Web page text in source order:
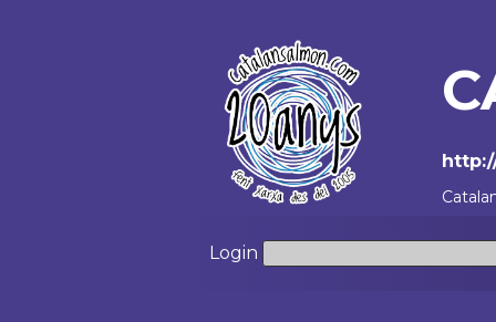
Login